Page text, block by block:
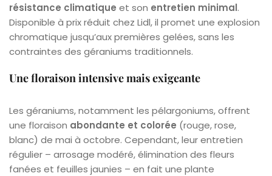
résistance climatique et son entretien minimal.
Disponible à prix réduit chez Lidl, il promet une explosion
chromatique jusqu’aux premières gelées, sans les
contraintes des géraniums traditionnels.
Une floraison intensive mais exigeante
Les géraniums, notamment les pélargoniums, offrent
une floraison abondante et colorée (rouge, rose,
blanc) de mai à octobre. Cependant, leur entretien
régulier – arrosage modéré, élimination des fleurs
fanées et feuilles jaunies – en fait une plante